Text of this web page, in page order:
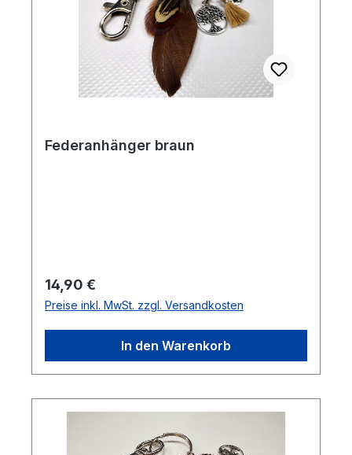
Federanhänger braun
Regulärer Preis:
14,90 €
Preise inkl. MwSt. zzgl. Versandkosten
In den Warenkorb